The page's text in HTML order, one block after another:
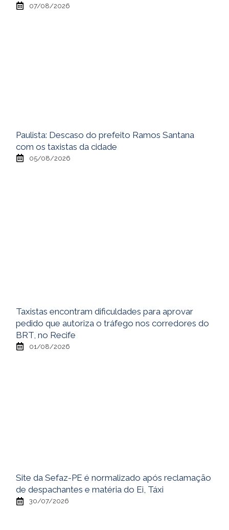
07/08/2026
Paulista: Descaso do prefeito Ramos Santana
com os taxistas da cidade
05/08/2026
Taxistas encontram dificuldades para aprovar
pedido que autoriza o tráfego nos corredores do
BRT, no Recife
01/08/2026
Site da Sefaz-PE é normalizado após reclamação
de despachantes e matéria do Ei, Táxi
30/07/2026